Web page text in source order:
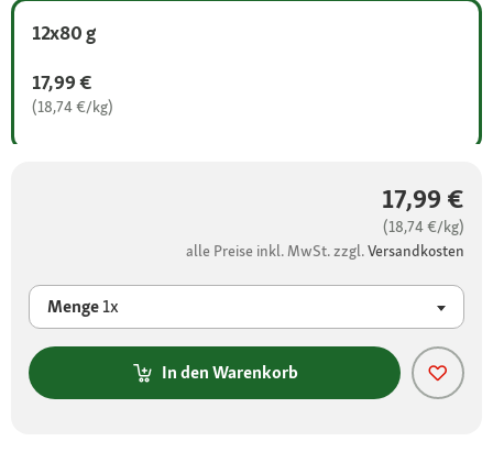
12x80 g
17,99 €
(18,74 €/kg)
17,99 €
(18,74 €/kg)
alle Preise inkl. MwSt. zzgl.Versandkosten
Menge1x
In den Warenkorb